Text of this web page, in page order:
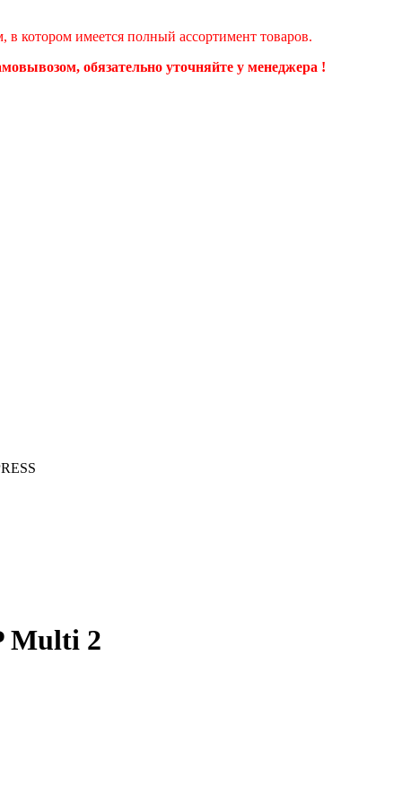
котором имеется полный ассортимент товаров.
обязательно уточняйте у менеджера !
Multi 2